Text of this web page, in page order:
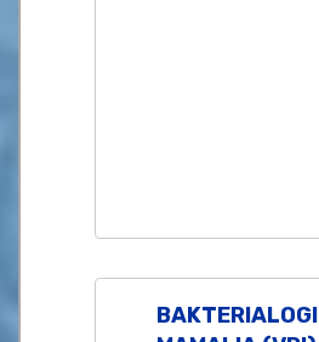
BAKTERIALOGI